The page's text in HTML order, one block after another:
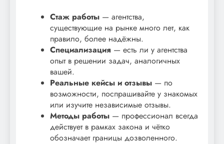
Стаж работы — агентства,
существующие на рынке много лет, как
правило, более надёжны.
Специализация — есть ли у агентства
опыт в решении задач, аналогичных
вашей.
Реальные кейсы и отзывы — по
возможности, поспрашивайте у знакомых
или изучите независимые отзывы.
Методы работы — профессионал всегда
действует в рамках закона и чётко
обозначает границы дозволенного.